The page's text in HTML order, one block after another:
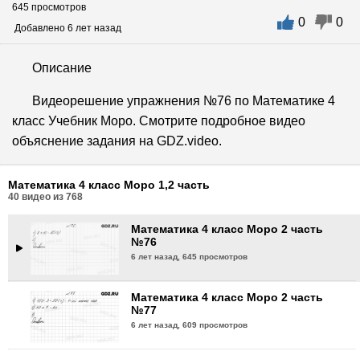
645 просмотров
Добавлено 6 лет назад
0 0
Описание
Видеорешение упражнения №76 по Математике 4
класс Учебник Моро. Смотрите подробное видео
объяснение задания на GDZ.video.
Математика 4 класс Моро 1,2 часть
40 видео из 768
Математика 4 класс Моро 2 часть
№74
6 лет назад,609 просмотров
6 лет назад,591 просмотр
Математика 4 класс Моро 2 часть
№76
6 лет назад,645 просмотров
Математика 4 класс Моро 2 часть
№77
6 лет назад,609 просмотров